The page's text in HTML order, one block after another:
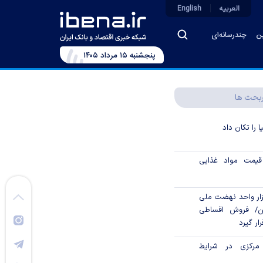
چندرسانه‌ای
العربیه English
پنجشنبه ۱۵ مرداد ۱۴۰۵
ها
را تکان داد
مواد غذایی
مالی ۳۹۶ هزار واحد نهضت ملی
فروش اقساطی
گیرد
مرکزی در شرایط